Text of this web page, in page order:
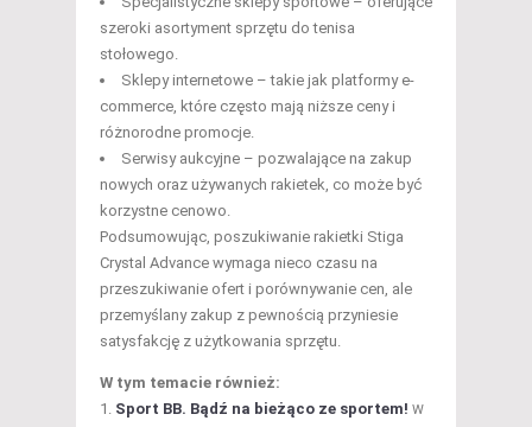
szeroki asortyment sprzętu do tenisa
stołowego.
Sklepy internetowe – takie jak platformy e-
commerce, które często mają niższe ceny i
różnorodne promocje.
Serwisy aukcyjne – pozwalające na zakup
nowych oraz używanych rakietek, co może być
korzystne cenowo.
Podsumowując, poszukiwanie rakietki Stiga
Crystal Advance wymaga nieco czasu na
przeszukiwanie ofert i porównywanie cen, ale
przemyślany zakup z pewnością przyniesie
satysfakcję z użytkowania sprzętu.
W tym temacie również:
Sport BB. Bądź na bieżąco ze sportem! W